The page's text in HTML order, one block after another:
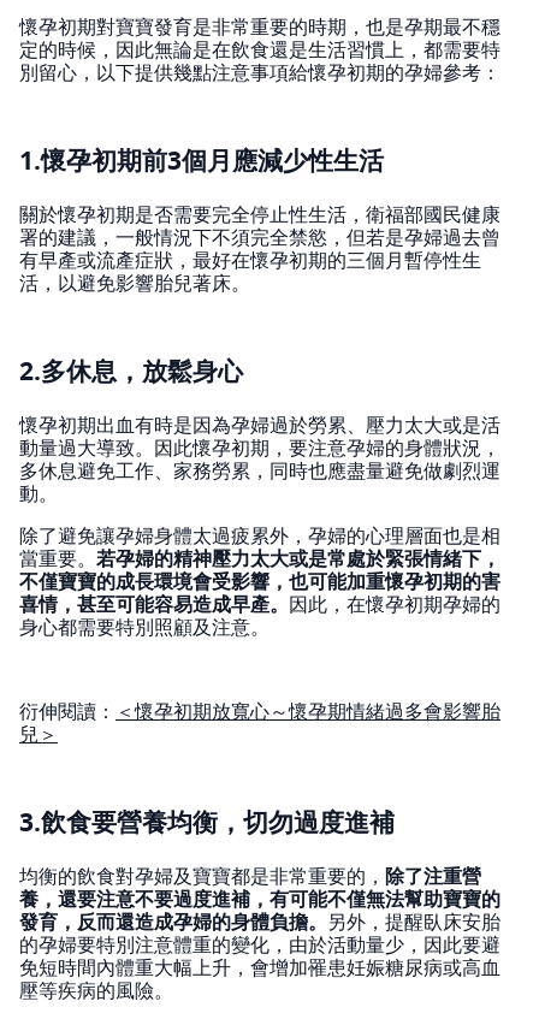
懷孕初期對寶寶發育是非常重要的時期，也是孕期最不穩
定的時候，因此無論是在飲食還是生活習慣上，都需要特
別留心，以下提供幾點注意事項給懷孕初期的孕婦參考：
1.懷孕初期前3個月應減少性生活
關於懷孕初期是否需要完全停止性生活，衛福部國民健康
署的建議，一般情況下不須完全禁慾，但若是孕婦過去曾
有早產或流產症狀，最好在懷孕初期的三個月暫停性生
活，以避免影響胎兒著床。
2.多休息，放鬆身心
懷孕初期出血有時是因為孕婦過於勞累、壓力太大或是活
動量過大導致。因此懷孕初期，要注意孕婦的身體狀況，
多休息避免工作、家務勞累，同時也應盡量避免做劇烈運
動。
除了避免讓孕婦身體太過疲累外，孕婦的心理層面也是相
當重要。 若孕婦的精神壓力太大或是常處於緊張情緒下，
不僅寶寶的成長環境會受影響，也可能加重懷孕初期的害
喜情，甚至可能容易造成早產。 因此，在懷孕初期孕婦的
身心都需要特別照顧及注意。
衍伸閱讀： ＜懷孕初期放寬心～懷孕期情緒過多會影響胎
兒＞
3.飲食要營養均衡，切勿過度進補
均衡的飲食對孕婦及寶寶都是非常重要的， 除了注重營
養，還要注意不要過度進補，有可能不僅無法幫助寶寶的
發育，反而還造成孕婦的身體負擔。 另外，提醒臥床安胎
的孕婦要特別注意體重的變化，由於活動量少，因此要避
免短時間內體重大幅上升，會增加罹患妊娠糖尿病或高血
壓等疾病的風險。